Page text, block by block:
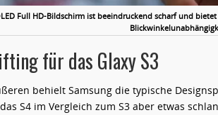
Full HD-Bildschirm ist beeindruckend scharf und
für das Glaxy S3
behielt Samsung die typische
S4 im Vergleich zum S3 aber etwas